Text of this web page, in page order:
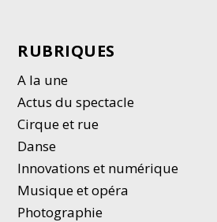
RUBRIQUES
A la une
Actus du spectacle
Cirque et rue
Danse
Innovations et numérique
Musique et opéra
Photographie